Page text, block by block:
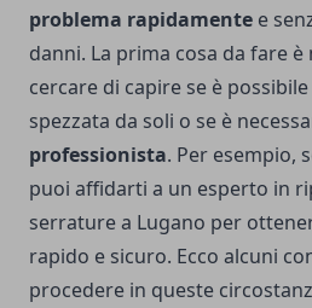
problema rapidamente e
danni. La prima cosa da fare
cercare di capire se è
spezzata da soli o se è
professionista. Per esempio,
puoi affidarti a un esperto in
serrature a Lugano per
rapido e sicuro. Ecco alcuni
procedere in queste